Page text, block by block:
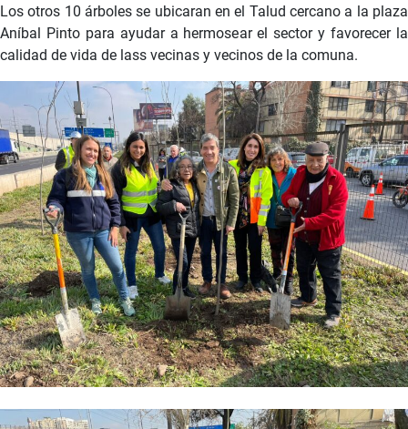
Los otros 10 árboles se ubicaran en el Talud cercano a la plaza
Aníbal Pinto para ayudar a hermosear el sector y favorecer la
calidad de vida de lass vecinas y vecinos de la comuna.